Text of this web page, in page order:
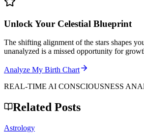
Unlock Your Celestial Blueprint
The shifting alignment of the stars shapes
unanalyzed is a missed opportunity for
Analyze My Birth Chart
REAL-TIME AI CONSCIOUSNESS
Related Posts
Astrology